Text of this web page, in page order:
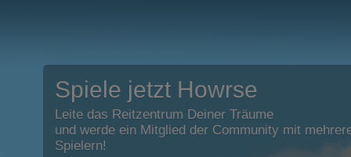
Spiele jetzt Howrse
Leite das Reitzentrum Deiner Träume
und werde ein Mitglied der Community mit
Spielern!